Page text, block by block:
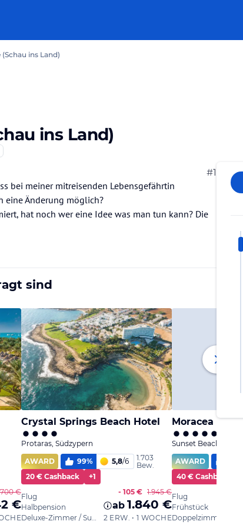
ins Land)
ins Land)
#1
bei meiner mitreisenden Lebensgefährtin
eine Änderung möglich?
hat noch wer eine Idee was man tun kann? Die